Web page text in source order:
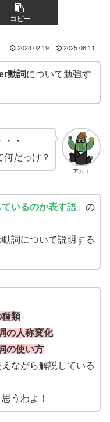
コピー
2024.02.19 2025.08.11
動詞について勉強す
アムエ
・・
何だっけ？
いるのか表す語」の
詞について説明する
類
の人称変化
の使い方
ながら解説している
うわよ！